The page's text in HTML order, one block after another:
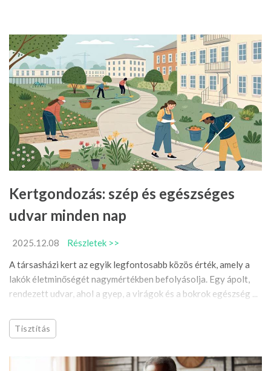
Kertgondozás: szép és egészséges
udvar minden nap
2025.12.08
Részletek >>
A társasházi kert az egyik legfontosabb közös érték, amely a
lakók életminőségét nagymértékben befolyásolja. Egy ápolt,
rendezett udvar, ahol a gyep, a virágok és a bokrok egészség ...
Tisztítás